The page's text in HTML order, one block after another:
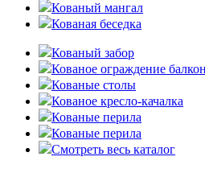
Кованый мангал
Кованая беседка
Кованый забор
Кованое ограждение
Кованые столы
Кованое кресло-качалка
Кованые перила
Кованые перила
Смотреть весь каталог